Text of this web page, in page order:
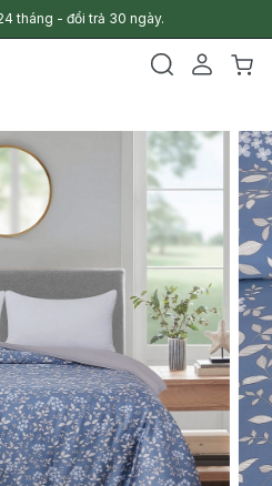
tháng - đổi trả 30 ngày.